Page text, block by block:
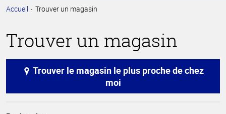
principale
Accueil Trouver un magasin
Trouver un magasin
moi